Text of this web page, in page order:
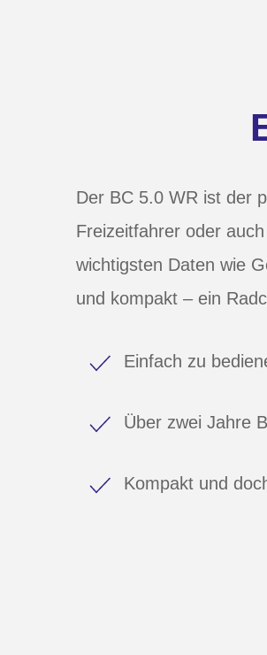
Der BC 5.0 WR ist der
Freizeitfahrer oder
wichtigsten Daten wie
und kompakt – ein
Einfach zu
Über zwei Jahre
Kompakt und